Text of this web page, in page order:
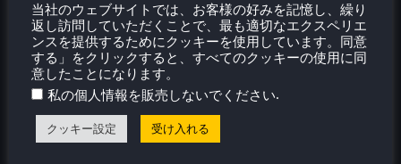
Steam Machine
SteamOS
The Unsupported Report
Uncategorized
Uncategorized
VR
当社のウェブサイトでは、お客様の好みを記憶し、繰り
返し訪問していただくことで、最も適切なエクスペリエ
ンスを提供するためにクッキーを使用しています。同意
する」をクリックすると、すべてのクッキーの使用に同
意したことになります。
私の個人情報を販売しないでください.
クッキー設定 受け入れる